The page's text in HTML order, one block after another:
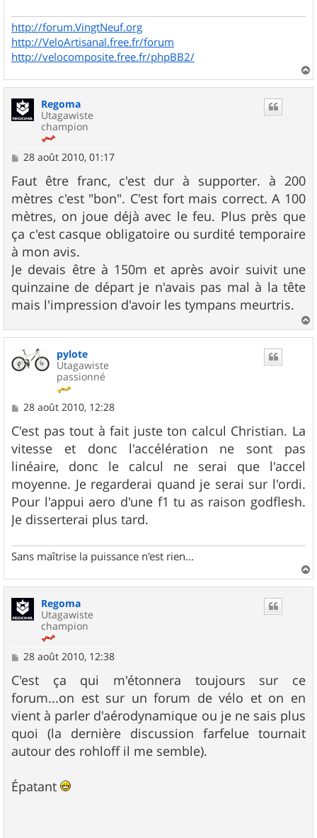
http://forum.VingtNeuf.org
http://VeloArtisanal.free.fr/forum
http://velocomposite.free.fr/phpBB2/
a
Regoma
Utagawiste
champion
M
s
s
a
g
e
28 août 2010, 01:17
Faut être franc, c'est dur à supporter. à 200
mètres c'est "bon". C'est fort mais correct. A 100
mètres, on joue déjà avec le feu. Plus près que
ça c'est casque obligatoire ou surdité temporaire
à mon avis.
Je devais être à 150m et après avoir suivit une
quinzaine de départ je n'avais pas mal à la tête
mais l'impression d'avoir les tympans meurtris.
a
pylote
Utagawiste
passionné
M
s
s
a
g
e
28 août 2010, 12:28
C'est pas tout à fait juste ton calcul Christian. La
vitesse et donc l'accélération ne sont pas
linéaire, donc le calcul ne serai que l'accel
moyenne. Je regarderai quand je serai sur l'ordi.
Pour l'appui aero d'une f1 tu as raison godflesh.
Je disserterai plus tard.
Sans maîtrise la puissance n'est rien...
a
Regoma
Utagawiste
champion
M
s
s
a
g
e
28 août 2010, 12:38
C'est ça qui m'étonnera toujours sur ce
forum...on est sur un forum de vélo et on en
vient à parler d'aérodynamique ou je ne sais plus
quoi (la dernière discussion farfelue tournait
autour des rohloff il me semble).
Épatant